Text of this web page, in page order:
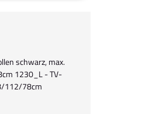
schwarz, max.
1230_L - TV-
112/78cm